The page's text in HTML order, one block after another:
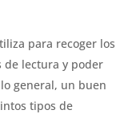
para recoger los
de lectura y poder
general, un buen
tipos de